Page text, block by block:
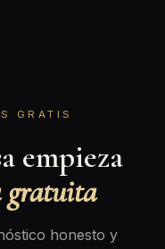
GRATIS
empieza
honesto y